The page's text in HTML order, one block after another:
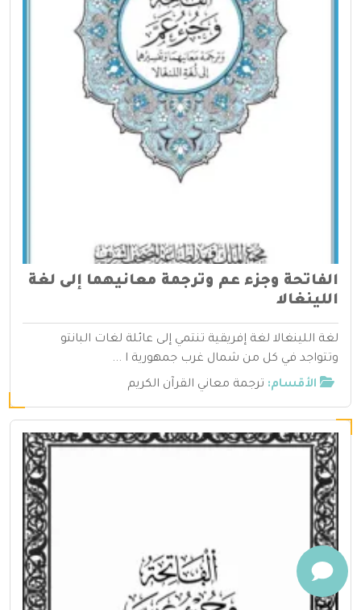
الفاتحة وجزء عم وترجمة معانيهما إلى لغة
اللينغالا
لغة اللينغالا لغة إفريقية تنتمي إلى عائلة لغات البانتو
وتتواجد في كل من شمال غرب جمهورية ا ...
الأقسام: ترجمة معاني القرآن الكريم